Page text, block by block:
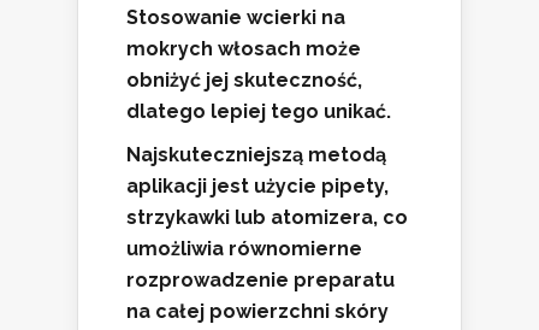
Stosowanie wcierki na
mokrych włosach może
obniżyć jej skuteczność,
dlatego lepiej tego unikać.
Najskuteczniejszą metodą
aplikacji jest użycie pipety,
strzykawki lub atomizera, co
umożliwia równomierne
rozprowadzenie preparatu
na całej powierzchni skóry